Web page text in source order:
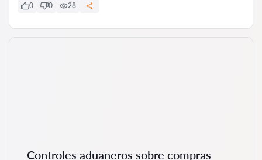
0 0 28
Controles aduaneros sobre compras